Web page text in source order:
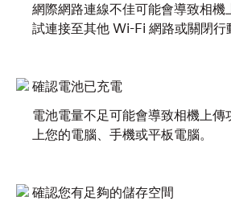
網際網路連線不佳可能會導致相機
試連接至其他 Wi-Fi 網路或關閉行
確認電池已充電
電池電量不足可能會導致相機上傳
上您的電腦、手機或平板電腦。
確認您有足夠的儲存空間